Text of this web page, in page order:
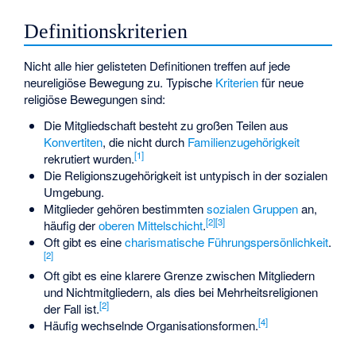
Definitionskriterien
Nicht alle hier gelisteten Definitionen treffen auf jede
neureligiöse Bewegung zu. Typische Kriterienfür neue
religiöse Bewegungen sind:
Die Mitgliedschaft besteht zu großen Teilen aus
Konvertiten, die nicht durch Familienzugehörigkeit
rekrutiert wurden.[1]
Die Religionszugehörigkeit ist untypisch in der sozialen
Umgebung.
Mitglieder gehören bestimmtensozialen Gruppenan,
häufig deroberen Mittelschicht.[2][3]
Oft gibt es einecharismatische Führungspersönlichkeit.
[2]
Oft gibt es eine klarere Grenze zwischen Mitgliedern
und Nichtmitgliedern, als dies bei Mehrheitsreligionen
der Fall ist.[2]
Häufig wechselnde Organisationsformen.[4]